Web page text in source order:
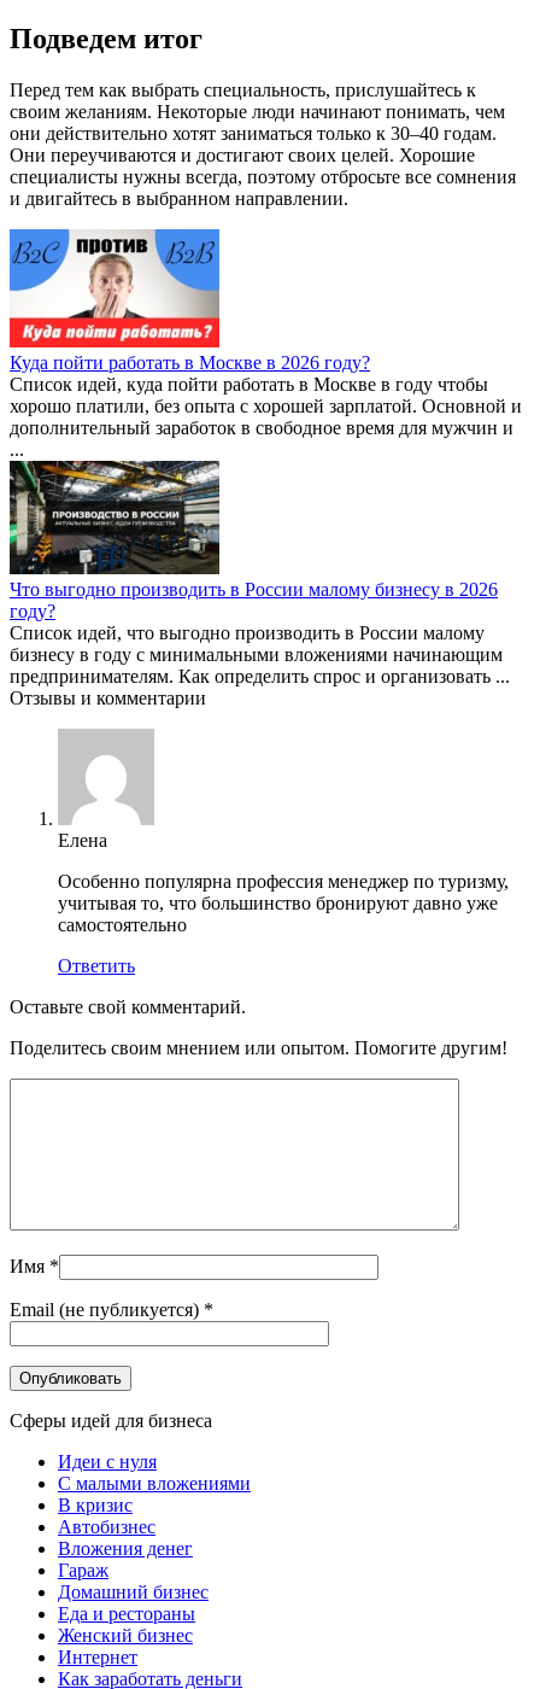
Подведем итог
Перед тем как выбрать специальность, прислушайтесь к
своим желаниям. Некоторые люди начинают понимать, чем
они действительно хотят заниматься только к 30–40 годам.
Они переучиваются и достигают своих целей. Хорошие
специалисты нужны всегда, поэтому отбросьте все сомнения
и двигайтесь в выбранном направлении.
Куда пойти работать в Москве в 2026 году?
Список идей, куда пойти работать в Москве в году чтобы
хорошо платили, без опыта с хорошей зарплатой. Основной и
дополнительный заработок в свободное время для мужчин и
...
Что выгодно производить в России малому бизнесу в 2026
году?
Список идей, что выгодно производить в России малому
бизнесу в году с минимальными вложениями начинающим
предпринимателям. Как определить спрос и организовать ...
Отзывы и комментарии
Елена
Особенно популярна профессия менеджер по туризму,
учитывая то, что большинство бронируют давно уже
самостоятельно
Ответить
Оставьте свой комментарий.
Поделитесь своим мнением или опытом. Помогите другим!
Имя *
Email (не публикуется) *
Сферы идей для бизнеса
Идеи с нуля
С малыми вложениями
В кризис
Автобизнес
Вложения денег
Гараж
Домашний бизнес
Еда и рестораны
Женский бизнес
Интернет
Как заработать деньги